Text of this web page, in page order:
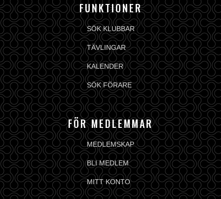
FUNKTIONER
SÖK KLUBBAR
TÄVLINGAR
KALENDER
SÖK FÖRARE
FÖR MEDLEMMAR
MEDLEMSKAP
BLI MEDLEM
MITT KONTO